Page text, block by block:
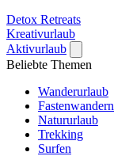
Detox Retreats
Kreativurlaub
Aktivurlaub
Beliebte Themen
Wanderurlaub
Fastenwandern
Natururlaub
Trekking
Surfen